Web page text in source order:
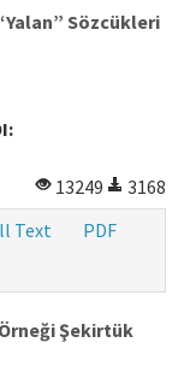
Sözcükleri
13249
3168
Text
PDF
Şekirtük